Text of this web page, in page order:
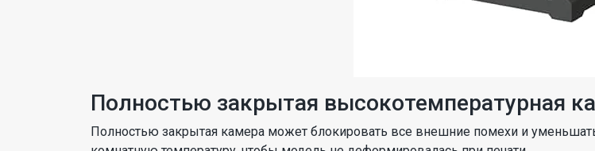
Полностью закрытая высокотемпературная
Полностью закрытая камера может блокировать все внешние помехи и